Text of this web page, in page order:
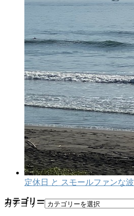
定休日 と スモールファンな波
カテゴリー
カテゴリー